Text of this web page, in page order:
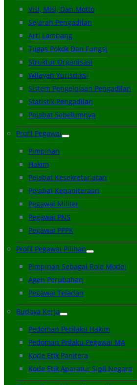
Visi, Misi, Dan Motto
Sejarah Pengadilan
Arti Lambang
Tugas Pokok Dan Fungsi
Struktur Organisasi
Wilayah Yurisdiksi
Sistem Pengelolaan Pengadilan
Statistik Pengadilan
Pejabat Sebelumnya
Profil Pegawai
Pimpinan
Hakim
Pejabat Kesekretariatan
Pejabat Kepaniteraan
Pegawai Militer
Pegawai PNS
Pegawai PPPK
Profil Pegawai Pilihan
Pimpinan Sebagai Role Model
Agen Perubahan
Pegawai Teladan
Budaya Kerja
Pedoman Perilaku Hakim
Pedoman Prilaku Pegawai MA
Kode Etik Panitera
Kode Etik Aparatur Sipil Negara